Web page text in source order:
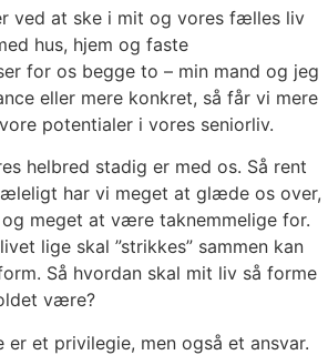
ved at ske i mit og vores fælles liv
hus, hjem og faste
for os begge to – min mand og jeg
eller mere konkret, så får vi mere
potentialer i vores seniorliv.
helbred stadig er med os. Så rent
har vi meget at glæde os over,
meget at være taknemmelige for.
lige skal ”strikkes” sammen kan
Så hvordan skal mit liv så forme
være?
et privilegie, men også et ansvar.